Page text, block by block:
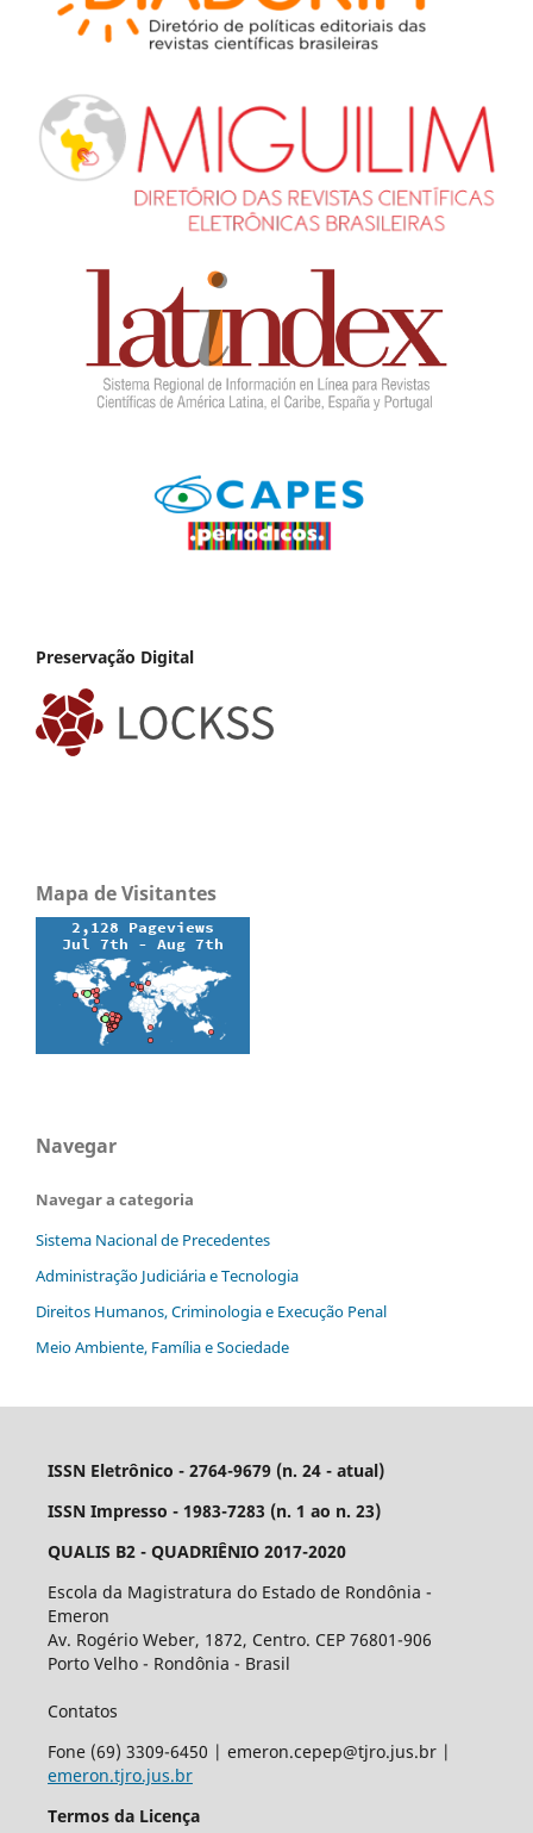
Preservação Digital
Mapa de Visitantes
Navegar
Navegar a categoria
Sistema Nacional de Precedentes
Administração Judiciária e Tecnologia
Direitos Humanos, Criminologia e Execução Penal
Meio Ambiente, Família e Sociedade
ISSN Eletrônico - 2764-9679 (n. 24 - atual)
ISSN Impresso - 1983-7283 (n. 1 ao n. 23)
QUALIS B2 - QUADRIÊNIO 2017-2020
Escola da Magistratura do Estado de Rondônia -
Emeron
Av. Rogério Weber, 1872, Centro. CEP 76801-906
Porto Velho - Rondônia - Brasil
Contatos
Fone (69) 3309-6450 | emeron.cepep@tjro.jus.br |
emeron.tjro.jus.br
Termos da Licença